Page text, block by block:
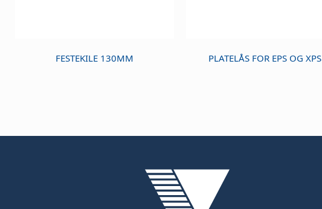
FESTEKILE 130MM PLATELÅS FOR EPS OG XPS